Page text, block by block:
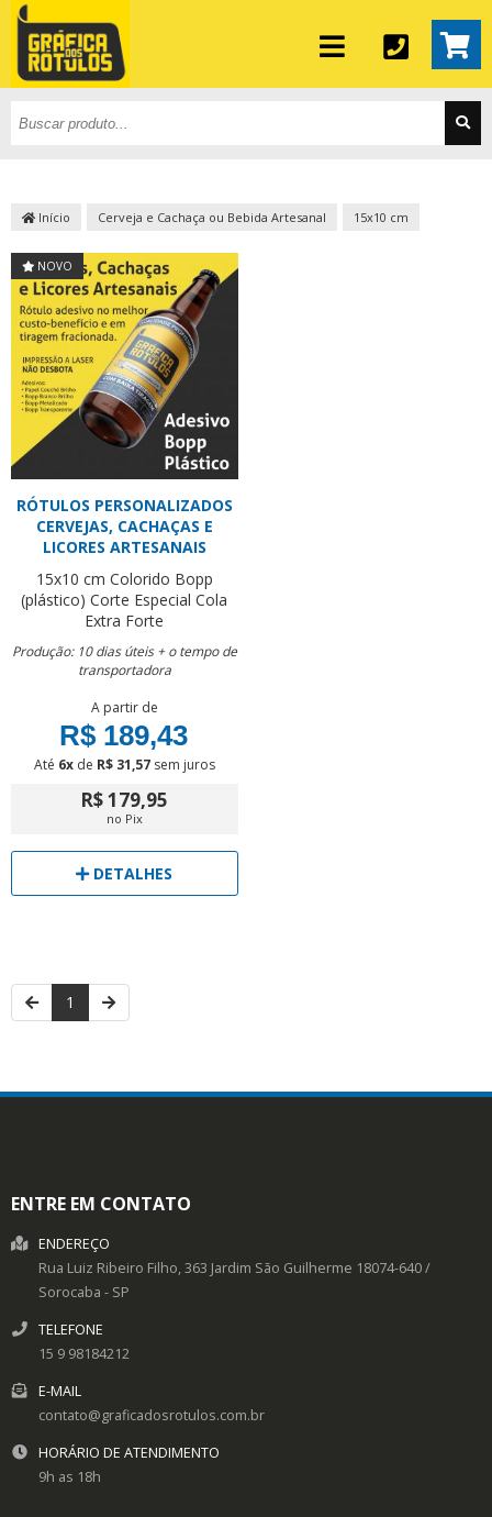
Início Cerveja e Cachaça ou Bebida Artesanal 15x10 cm
NOVO
RÓTULOS PERSONALIZADOS
CERVEJAS, CACHAÇAS E
LICORES ARTESANAIS
15x10 cm Colorido Bopp
(plástico) Corte Especial Cola
Extra Forte
Produção: 10 dias úteis + o tempo de
transportadora
A partir de
R$ 189,43
Até 6xde R$ 31,57sem juros
R$ 179,95
no Pix
DETALHES
1
ENTRE EM CONTATO
ENDEREÇO
Rua Luiz Ribeiro Filho, 363 Jardim São Guilherme 18074-640/
Sorocaba - SP
TELEFONE
15 9 98184212
E-MAIL
contato@graficadosrotulos.com.br
HORÁRIO DE ATENDIMENTO
9h as 18h